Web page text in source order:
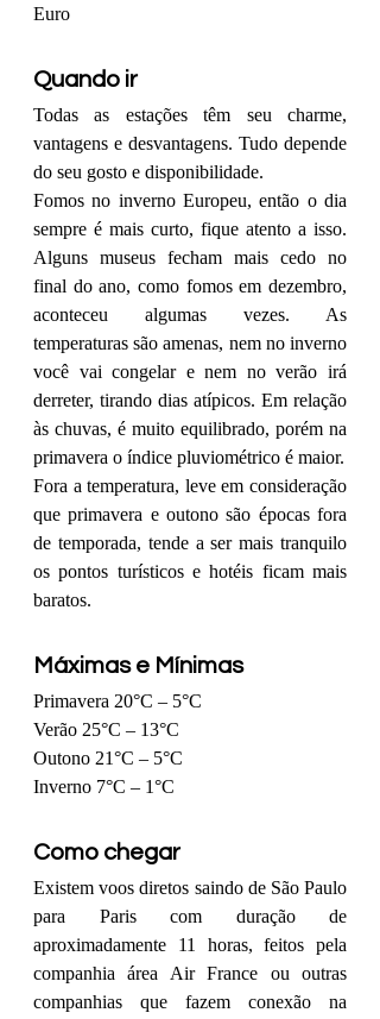
Euro
Quando ir
Todas as estações têm seu charme,
vantagens e desvantagens. Tudo depende
do seu gosto e disponibilidade.
Fomos no inverno Europeu, então o dia
sempre é mais curto, fique atento a isso.
Alguns museus fecham mais cedo no
final do ano, como fomos em dezembro,
aconteceu algumas vezes. As
temperaturas são amenas, nem no inverno
você vai congelar e nem no verão irá
derreter, tirando dias atípicos. Em relação
às chuvas, é muito equilibrado, porém na
Fora a temperatura, leve em consideração
que primavera e outono são épocas fora
de temporada, tende a ser mais tranquilo
os pontos turísticos e hotéis ficam mais
baratos.
Máximas e Mínimas
Primavera 20°C – 5°C
Verão 25°C – 13°C
Outono 21°C – 5°C
Inverno 7°C – 1°C
Como chegar
Existem voos diretos saindo de São Paulo
para Paris com duração de
aproximadamente 11 horas, feitos pela
companhia área Air France ou outras
companhias que fazem conexão na